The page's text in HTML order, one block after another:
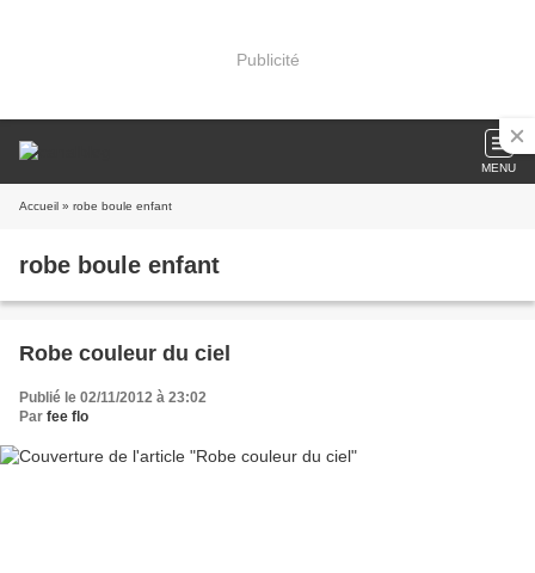
Publicité
MENU
Accueil » robe boule enfant
robe boule enfant
Robe couleur du ciel
Publié le 02/11/2012 à 23:02
Par fee flo